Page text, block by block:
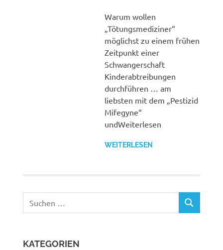
Warum wollen
„Tötungsmediziner“
möglichst zu einem frühen
Zeitpunkt einer
Schwangerschaft
Kinderabtreibungen
durchführen … am
liebsten mit dem „Pestizid
Mifegyne“
undWeiterlesen
WEITERLESEN
nach:
SUCHEN
KATEGORIEN